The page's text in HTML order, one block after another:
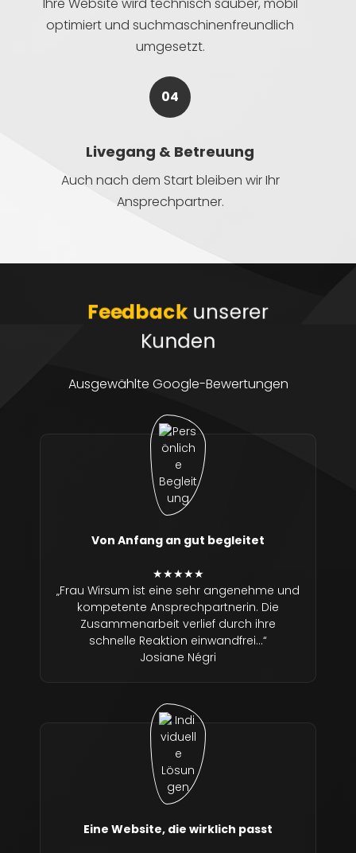
optimiert und suchmaschinenfreundlich
umgesetzt.
04
Livegang & Betreuung
Auch nach dem Start bleiben wir Ihr
Ansprechpartner.
Feedback unserer
Kunden
Ausgewählte Google-Bewertungen
Von Anfang an gut begleitet
★★★★★
„Frau Wirsum ist eine sehr angenehme und
kompetente Ansprechpartnerin. Die
Zusammenarbeit verlief durch ihre
schnelle Reaktion einwandfrei…“
Josiane Négri
Eine Website, die wirklich passt